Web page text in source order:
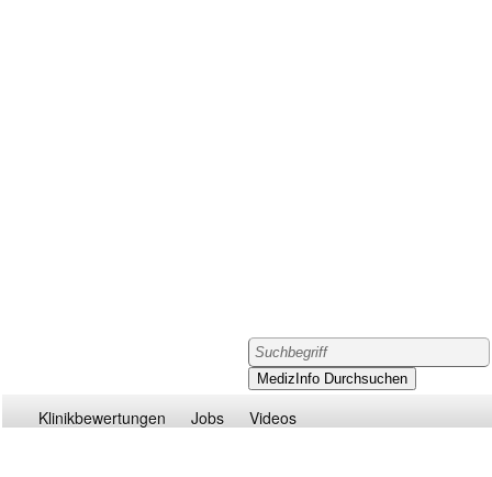
Klinikbewertungen Jobs Videos